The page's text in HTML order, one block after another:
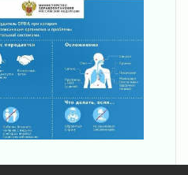
напомнит жителям
о неоплаченных
нашли в Кировском
напомнили, как